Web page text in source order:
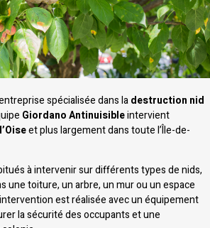
spécialisée dans ladestruction nid
Giordano Antinuisibleintervient
et plus largement dans toute l’Île-de-
à intervenir sur différents types de nids,
une toiture, un arbre, un mur ou un espace
est réalisée avec un équipement
la sécurité des occupants et une